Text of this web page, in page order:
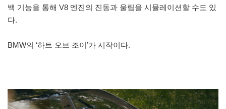
백 기능을 통해 V8 엔진의 진동과 울림을 시뮬레이션할 수도 있
다.
BMW의 ‘하트 오브 조이’가 시작이다.